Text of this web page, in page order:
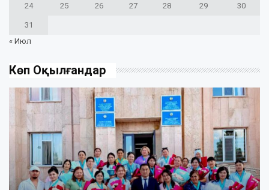
24 25 26 27 28 29 30
31
« Июл
Көп Оқылғандар